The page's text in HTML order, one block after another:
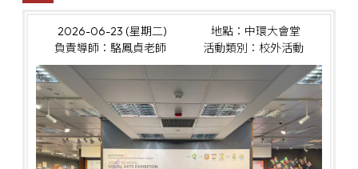
2026-06-23 (星期二)
地點：中環大會堂
負責導師：駱鳳貞老師
活動類別：校外活動